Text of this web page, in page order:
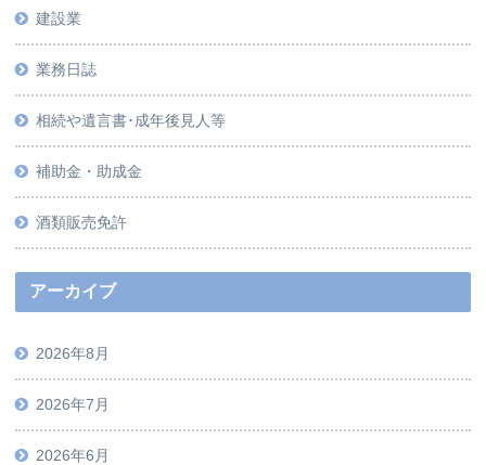
建設業
業務日誌
相続や遺言書･成年後見人等
補助金・助成金
酒類販売免許
アーカイブ
2026年8月
2026年7月
2026年6月